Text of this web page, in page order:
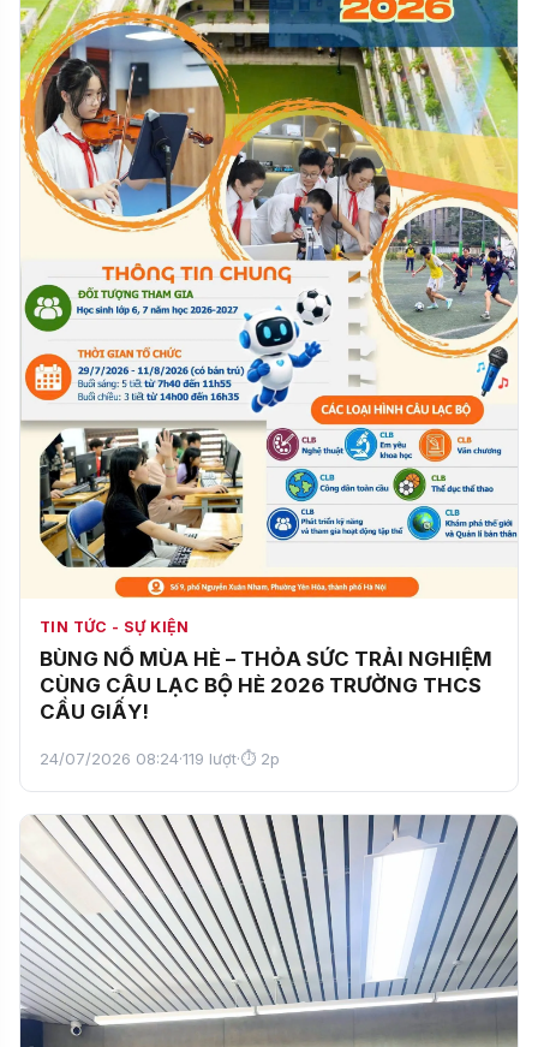
TIN TỨC - SỰ KIỆN
BÙNG NỔ MÙA HÈ – THỎA SỨC TRẢI NGHIỆM
CÙNG CÂU LẠC BỘ HÈ 2026 TRƯỜNG THCS
CẦU GIẤY!
24/07/2026 08:24·119 lượt·⏱ 2p